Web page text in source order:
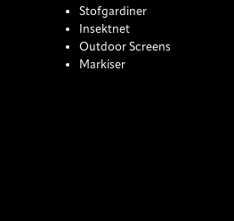
Stofgardiner
Insektnet
Outdoor Screens
Markiser